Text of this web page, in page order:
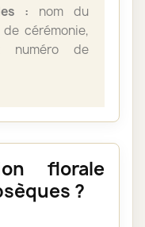
: nom du
cérémonie,
numéro de
florale
?